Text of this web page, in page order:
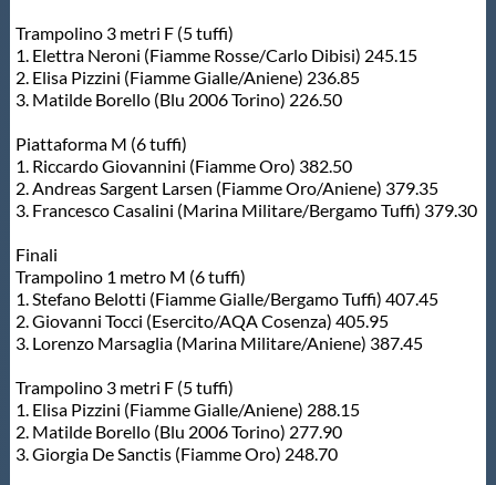
Contatti
Mappa del sito
Trampolino 3 metri F (5 tuffi)
1. Elettra Neroni (Fiamme Rosse/Carlo Dibisi) 245.15
2. Elisa Pizzini (Fiamme Gialle/Aniene) 236.85
3. Matilde Borello (Blu 2006 Torino) 226.50
Piattaforma M (6 tuffi)
1. Riccardo Giovannini (Fiamme Oro) 382.50
2. Andreas Sargent Larsen (Fiamme Oro/Aniene) 379.35
3. Francesco Casalini (Marina Militare/Bergamo Tuffi) 379.30
Finali
Trampolino 1 metro M (6 tuffi)
1. Stefano Belotti (Fiamme Gialle/Bergamo Tuffi) 407.45
2. Giovanni Tocci (Esercito/AQA Cosenza) 405.95
3. Lorenzo Marsaglia (Marina Militare/Aniene) 387.45
Trampolino 3 metri F (5 tuffi)
1. Elisa Pizzini (Fiamme Gialle/Aniene) 288.15
2. Matilde Borello (Blu 2006 Torino) 277.90
3. Giorgia De Sanctis (Fiamme Oro) 248.70